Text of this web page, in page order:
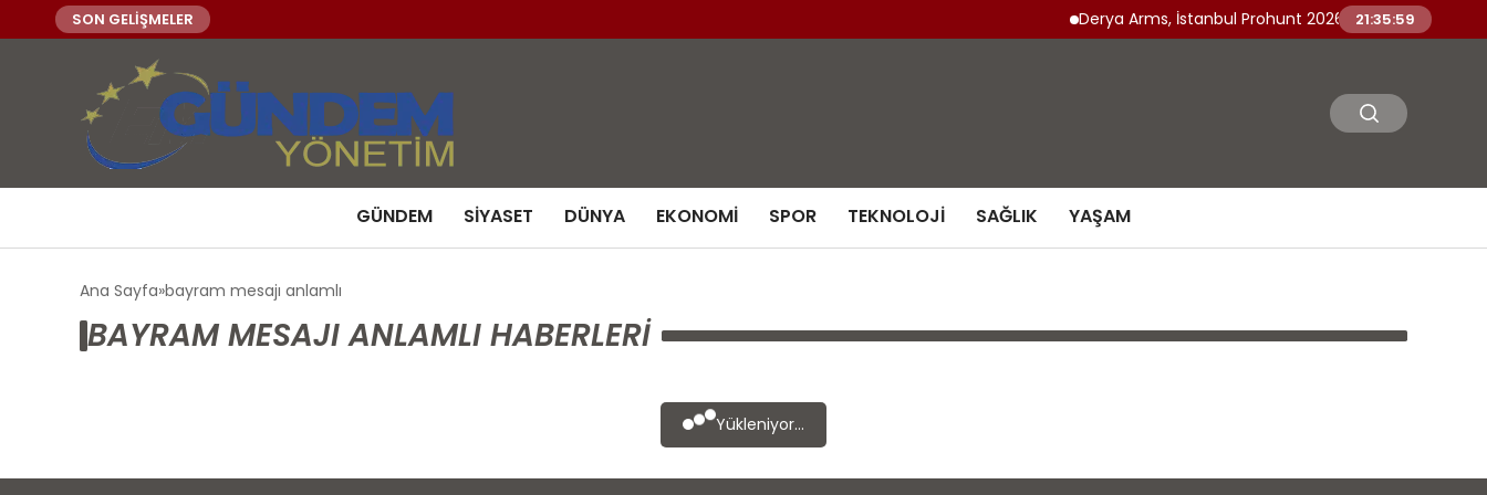
SON GELİŞMELER Derya Arms, İstanbul Prohunt 2026’da yeni nesil
21:35:59
GÜNDEM SIYASET DÜNYA EKONOMI SPOR TEKNOLOJI SAĞLIK YAŞAM
Ana Sayfa bayram mesajı anlamlı
BAYRAM MESAJI ANLAMLI HABERLERI
Yükleniyor...